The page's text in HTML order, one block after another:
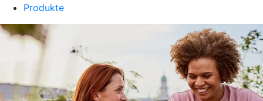
Produkte